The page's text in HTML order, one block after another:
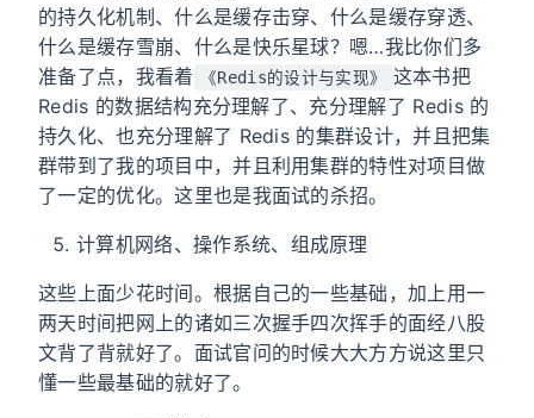
的持久化机制、什么是缓存击穿、什么是缓存穿透、
什么是缓存雪崩、什么是快乐星球？嗯…我比你们多
准备了点，我看着
《Redis的设计与实现》
这本书把
Redis 的数据结构充分理解了、充分理解了 Redis 的
持久化、也充分理解了 Redis 的集群设计，并且把集
群带到了我的项目中，并且利用集群的特性对项目做
了一定的优化。这里也是我面试的杀招。
计算机网络、操作系统、组成原理
这些上面少花时间。根据自己的一些基础，加上用一
两天时间把网上的诸如三次握手四次挥手的面经八股
文背了背就好了。面试官问的时候大大方方说这里只
懂一些最基础的就好了。